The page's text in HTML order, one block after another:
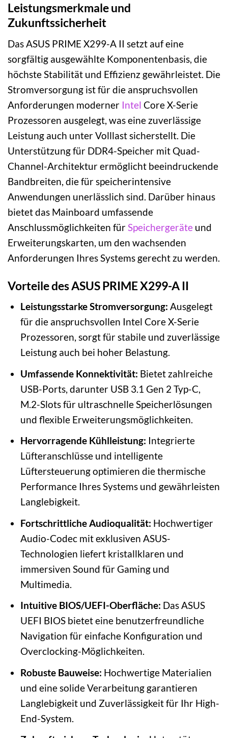
Leistungsmerkmale und
Zukunftssicherheit
Das ASUS PRIME X299-A II setzt auf eine
sorgfältig ausgewählte Komponentenbasis, die
höchste Stabilität und Effizienz gewährleistet. Die
Stromversorgung ist für die anspruchsvollen
Anforderungen moderner Intel Core X-Serie
Prozessoren ausgelegt, was eine zuverlässige
Leistung auch unter Volllast sicherstellt. Die
Unterstützung für DDR4-Speicher mit Quad-
Channel-Architektur ermöglicht beeindruckende
Bandbreiten, die für speicherintensive
Anwendungen unerlässlich sind. Darüber hinaus
bietet das Mainboard umfassende
Anschlussmöglichkeiten für Speichergeräte und
Erweiterungskarten, um den wachsenden
Anforderungen Ihres Systems gerecht zu werden.
Vorteile des ASUS PRIME X299-A II
Leistungsstarke Stromversorgung: Ausgelegt
für die anspruchsvollen Intel Core X-Serie
Prozessoren, sorgt für stabile und zuverlässige
Leistung auch bei hoher Belastung.
Umfassende Konnektivität: Bietet zahlreiche
USB-Ports, darunter USB 3.1 Gen 2 Typ-C,
M.2-Slots für ultraschnelle Speicherlösungen
und flexible Erweiterungsmöglichkeiten.
Hervorragende Kühlleistung: Integrierte
Lüfteranschlüsse und intelligente
Lüftersteuerung optimieren die thermische
Performance Ihres Systems und gewährleisten
Langlebigkeit.
Fortschrittliche Audioqualität: Hochwertiger
Audio-Codec mit exklusiven ASUS-
Technologien liefert kristallklaren und
immersiven Sound für Gaming und
Multimedia.
Intuitive BIOS/UEFI-Oberfläche: Das ASUS
UEFI BIOS bietet eine benutzerfreundliche
Navigation für einfache Konfiguration und
Overclocking-Möglichkeiten.
Robuste Bauweise: Hochwertige Materialien
und eine solide Verarbeitung garantieren
Langlebigkeit und Zuverlässigkeit für Ihr High-
End-System.